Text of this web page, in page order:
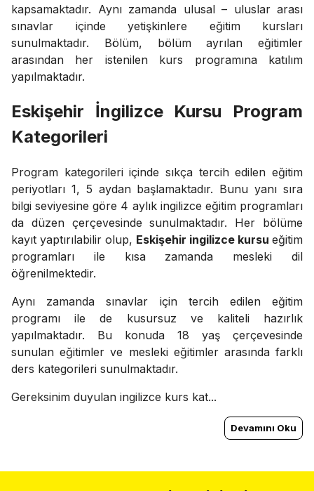
kapsamaktadır. Aynı zamanda ulusal – uluslar arası
sınavlar içinde yetişkinlere eğitim kursları
sunulmaktadır. Bölüm, bölüm ayrılan eğitimler
arasından her istenilen kurs programına katılım
yapılmaktadır.
Eskişehir İngilizce Kursu Program
Kategorileri
Program kategorileri içinde sıkça tercih edilen eğitim
periyotları 1, 5 aydan başlamaktadır. Bunu yanı sıra
bilgi seviyesine göre 4 aylık ingilizce eğitim programları
da düzen çerçevesinde sunulmaktadır. Her bölüme
kayıt yaptırılabilir olup, Eskişehir ingilizce kursu eğitim
programları ile kısa zamanda mesleki dil
öğrenilmektedir.
Aynı zamanda sınavlar için tercih edilen eğitim
programı ile de kusursuz ve kaliteli hazırlık
yapılmaktadır. Bu konuda 18 yaş çerçevesinde
sunulan eğitimler ve mesleki eğitimler arasında farklı
ders kategorileri sunulmaktadır.
Gereksinim duyulan ingilizce kurs kat...
Devamını Oku